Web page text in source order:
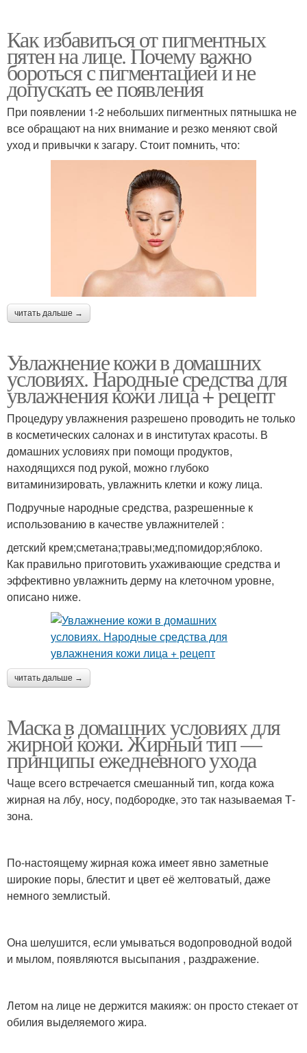
Как избавиться от пигментных
пятен на лице. Почему важно
бороться с пигментацией и не
допускать ее появления
При появлении 1-2 небольших пигментных пятнышка не
все обращают на них внимание и резко меняют свой
уход и привычки к загару. Стоит помнить, что:
читать дальше →
Увлажнение кожи в домашних
условиях. Народные средства для
увлажнения кожи лица + рецепт
Процедуру увлажнения разрешено проводить не только
в косметических салонах и в институтах красоты. В
домашних условиях при помощи продуктов,
находящихся под рукой, можно глубоко
витаминизировать, увлажнить клетки и кожу лица.
Подручные народные средства, разрешенные к
использованию в качестве увлажнителей :
детский крем;сметана;травы;мед;помидор;яблоко.
Как правильно приготовить ухаживающие средства и
эффективно увлажнить дерму на клеточном уровне,
описано ниже.
читать дальше →
Маска в домашних условиях для
жирной кожи. Жирный тип —
принципы ежедневного ухода
Чаще всего встречается смешанный тип, когда кожа
жирная на лбу, носу, подбородке, это так называемая Т-
зона.
По-настоящему жирная кожа имеет явно заметные
широкие поры, блестит и цвет её желтоватый, даже
немного землистый.
Она шелушится, если умываться водопроводной водой
и мылом, появляются высыпания , раздражение.
Летом на лице не держится макияж: он просто стекает от
обилия выделяемого жира.